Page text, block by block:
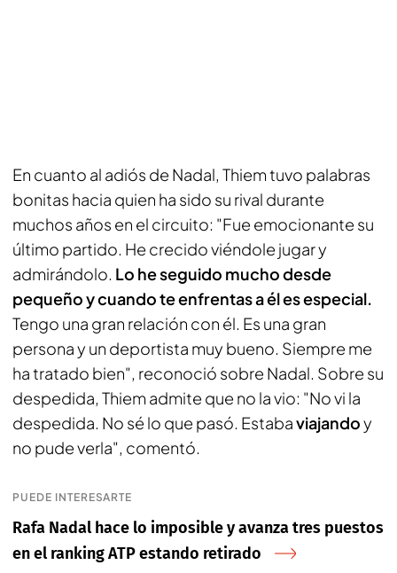
En cuanto al adiós de Nadal, Thiem tuvo palabras
bonitas hacia quien ha sido su rival durante
muchos años en el circuito: "Fue emocionante su
último partido. He crecido viéndole jugar y
admirándolo. Lo he seguido mucho desde
pequeño y cuando te enfrentas a él es especial.
Tengo una gran relación con él. Es una gran
persona y un deportista muy bueno. Siempre me
ha tratado bien", reconoció sobre Nadal. Sobre su
despedida, Thiem admite que no la vio: "No vi la
despedida. No sé lo que pasó. Estabaviajandoy
no pude verla", comentó.
PUEDE INTERESARTE
Rafa Nadal hace lo imposible y avanza tres puestos
en el ranking ATP estando retirado